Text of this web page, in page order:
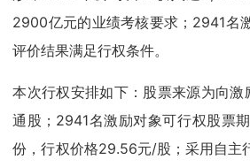
2900亿元的业绩考核要求；2941名
评价结果满足行权条件。
本次行权安排如下：股票来源为向
通股；2941名激励对象可行权股票
份，行权价格29.56元/股；采用自主